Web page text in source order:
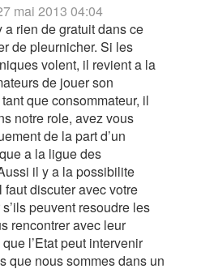
mai 2013 04:04
a rien de gratuit dans ce
de pleurnicher. Si les
volent, il revient a la
de jouer son
que consommateur, il
notre role, avez vous
de la part d’un
a la ligue des
il y a la possibilite
faut discuter avec votre
peuvent resoudre les
rencontrer avec leur
l’Etat peut intervenir
que nous sommes dans un